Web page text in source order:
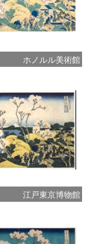
ホノルル美術館
江戸東京博物館